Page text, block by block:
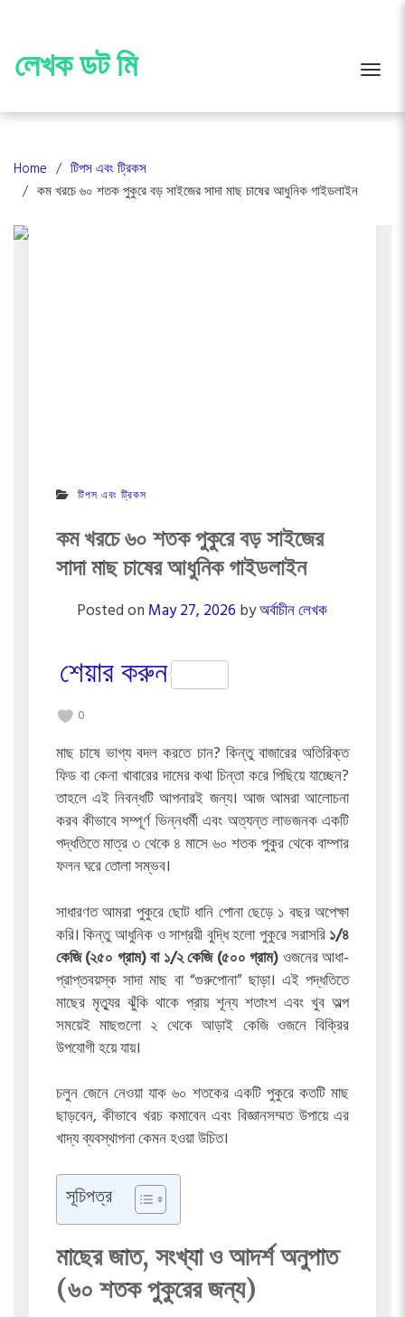
content
লেখক ডট মি
Home
টিপস এবং ট্রিকস
কম খরচে ৬০ শতক পুকুরে বড় সাইজের সাদা মাছ চাষের আধুনিক গাইডলাইন
টিপস এবং ট্রিকস
কম খরচে ৬০ শতক পুকুরে বড় সাইজের
সাদা মাছ চাষের আধুনিক গাইডলাইন
Posted on May 27, 2026 byঅর্বাচীন লেখক
শেয়ার করুন
0
মাছ চাষে ভাগ্য বদল করতে চান? কিন্তু বাজারের অতিরিক্ত
ফিড বা কেনা খাবারের দামের কথা চিন্তা করে পিছিয়ে যাচ্ছেন?
তাহলে এই নিবন্ধটি আপনারই জন্য। আজ আমরা আলোচনা
করব কীভাবে সম্পূর্ণ ভিন্নধর্মী এবং অত্যন্ত লাভজনক একটি
পদ্ধতিতে মাত্র ৩ থেকে ৪ মাসে ৬০ শতক পুকুর থেকে বাম্পার
ফলন ঘরে তোলা সম্ভব।
সাধারণত আমরা পুকুরে ছোট ধানি পোনা ছেড়ে ১ বছর অপেক্ষা
করি। কিন্তু আধুনিক ও সাশ্রয়ী বুদ্ধি হলো পুকুরে সরাসরি১/৪
কেজি (২৫০ গ্রাম) বা ১/২ কেজি (৫০০ গ্রাম)ওজনের আধা-
প্রাপ্তবয়স্ক সাদা মাছ বা “গুরুপোনা” ছাড়া। এই পদ্ধতিতে
মাছের মৃত্যুর ঝুঁকি থাকে প্রায় শূন্য শতাংশ এবং খুব অল্প
সময়েই মাছগুলো ২ থেকে আড়াই কেজি ওজনে বিক্রির
উপযোগী হয়ে যায়।
চলুন জেনে নেওয়া যাক ৬০ শতকের একটি পুকুরে কতটি মাছ
ছাড়বেন, কীভাবে খরচ কমাবেন এবং বিজ্ঞানসম্মত উপায়ে এর
খাদ্য ব্যবস্থাপনা কেমন হওয়া উচিত।
সূচিপত্র
মাছের জাত, সংখ্যা ও আদর্শ অনুপাত
(৬০ শতক পুকুরের জন্য)